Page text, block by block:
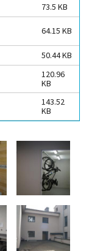
73.5 KB
64.15 KB
50.44 KB
120.96
KB
143.52
KB